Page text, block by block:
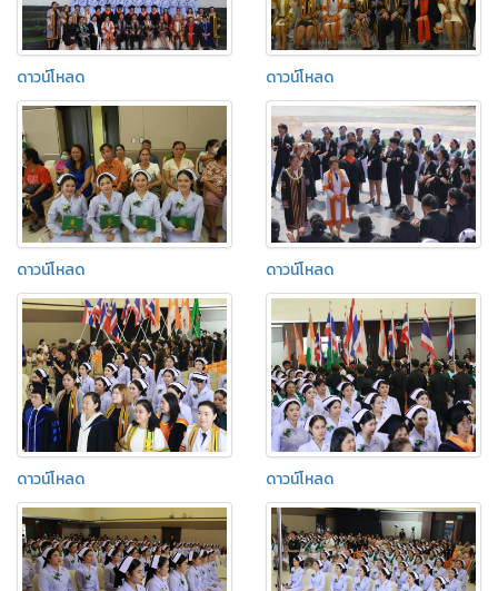
ดาวน์โหลด ดาวน์โหลด
ดาวน์โหลด ดาวน์โหลด
ดาวน์โหลด ดาวน์โหลด